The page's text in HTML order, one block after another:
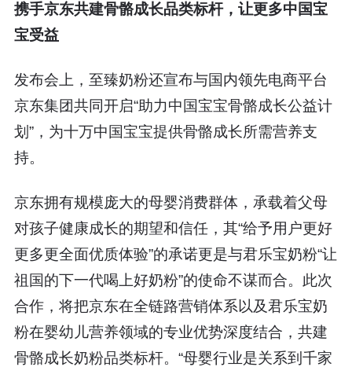
携手京东共建骨骼成长品类标杆，让更多中国宝
宝受益
发布会上，至臻奶粉还宣布与国内领先电商平台
京东集团共同开启“助力中国宝宝骨骼成长公益计
划”，为十万中国宝宝提供骨骼成长所需营养支
持。
京东拥有规模庞大的母婴消费群体，承载着父母
对孩子健康成长的期望和信任，其“给予用户更好
更多更全面优质体验”的承诺更是与君乐宝奶粉“让
祖国的下一代喝上好奶粉”的使命不谋而合。此次
合作，将把京东在全链路营销体系以及君乐宝奶
粉在婴幼儿营养领域的专业优势深度结合，共建
骨骼成长奶粉品类标杆。“母婴行业是关系到千家